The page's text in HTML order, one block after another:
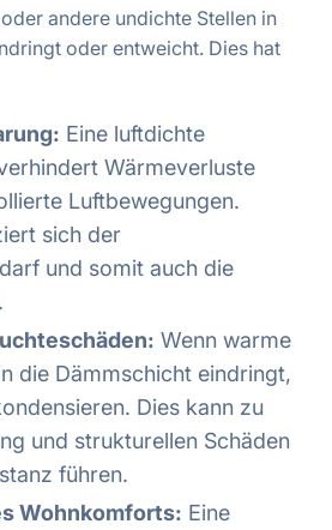
andere undichte Stellen in
oder entweicht. Dies hat
Eine luftdichte
Wärmeverluste
Luftbewegungen.
sich der
und somit auch die
Wenn warme
die Dämmschicht eindringt,
Dies kann zu
und strukturellen Schäden
führen.
Wohnkomforts: Eine